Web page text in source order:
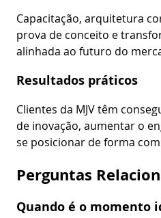
Capacitação, arquitetura
prova de conceito e
alinhada ao futuro do
Resultados práticos
Clientes da MJV têm
de inovação, aumentar o
se posicionar de forma
Perguntas
Quando é o momento